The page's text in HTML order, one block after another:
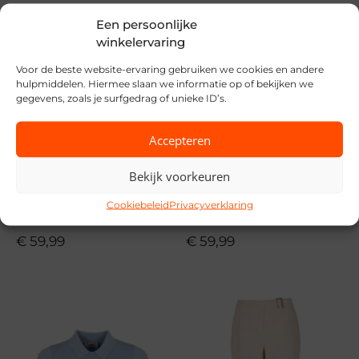
Een persoonlijke
winkelervaring
Voor de beste website-ervaring gebruiken we cookies en andere
hulpmiddelen. Hiermee slaan we informatie op of bekijken we
gegevens, zoals je surfgedrag of unieke ID’s.
Accepteren
Bekijk voorkeuren
CookiebeleidPrivacyverklaring
Vero Moda
VZ26
MPN
285983 Tangerine
€ 59,99
Red Button
€ 59,99